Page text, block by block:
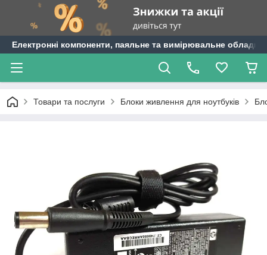
Електронні компоненти, паяльне та вимірювальне
Товари та послуги Блоки живлення для ноутбуків